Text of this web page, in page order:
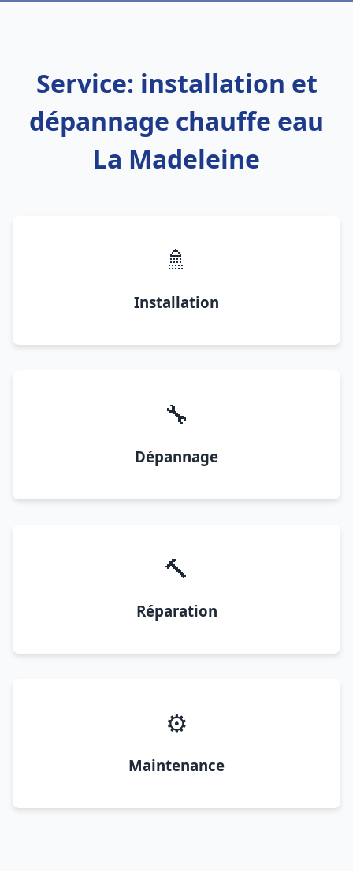
Service: installation et
dépannage chauffe eau
La Madeleine
🚿
Installation
🔧
Dépannage
🔨
Réparation
⚙️
Maintenance